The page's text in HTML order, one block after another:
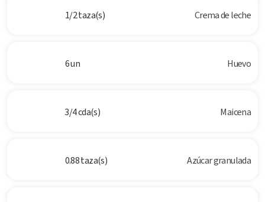
1/2 taza(s) Crema de leche
6 un Huevo
3/4 cda(s) Maicena
0.88 taza(s) Azúcar granulada